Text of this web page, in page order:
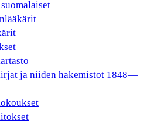
ja niiden hakemistot 1848—